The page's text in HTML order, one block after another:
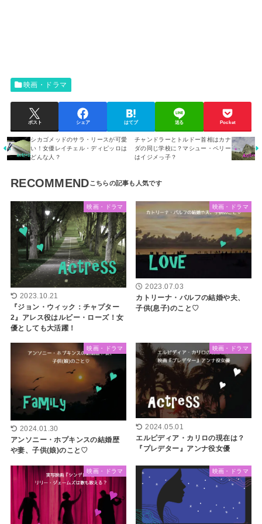
映画・ドラマ
ポスト シェア はてブ 送る Pocket
シカゴメッドのサラ・リースが可愛
い！女優レイチェル・ディピッロは
どんな人？
チャンドラーとトルドー首相はカナ
ダの同じ学校に？マシュー・ペリー
はイジメっ子？
RECOMMEND
映画・ドラマ
2023.10.21
『ジョン・ウィック：チャプター
2』アレス役はルビー・ローズ！女
優としても大活躍！
映画・ドラマ
2023.07.03
カトリーナ・バルフの結婚や夫、
子供(息子)のこと♡
映画・ドラマ
2024.01.30
アンソニー・ホプキンスの結婚歴
や妻、子供(娘)のこと♡
映画・ドラマ
2024.05.01
エルピディア・カリロの現在は？
『プレデター』アンナ役女優
映画・ドラマ 映画・ドラマ